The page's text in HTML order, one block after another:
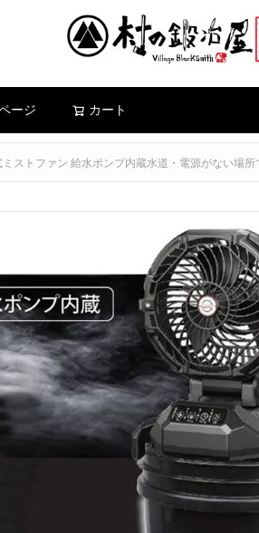
ージ カート
ストファン 給水ポンプ内蔵水道・電源がない場所